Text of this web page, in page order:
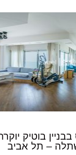
בוטיק
– תל אביב